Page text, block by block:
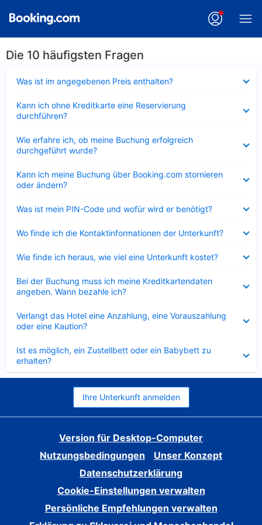
Die 10 häufigsten Fragen
Was ist im angegebenen Preis enthalten?
Kann ich ohne Kreditkarte eine Reservierung
durchführen?
Wie erfahre ich, ob meine Buchung erfolgreich
durchgeführt wurde?
Kann ich meine Buchung über Booking.com stornieren
oder ändern?
Was ist mein PIN-Code und wofür wird er benötigt?
Wo finde ich die Kontaktinformationen der Unterkunft?
Wie finde ich heraus, wie viel eine Unterkunft kostet?
Bei der Buchung muss ich meine Kreditkartendaten
angeben. Wann bezahle ich?
Verlangt das Hotel eine Anzahlung, eine Vorauszahlung
oder eine Kaution?
Ist es möglich, ein Zustellbett oder ein Babybett zu
erhalten?
Ihre Unterkunft anmelden
Version für Desktop-Computer
Nutzungsbedingungen
Unser Konzept
Datenschutzerklärung
Cookie-Einstellungen verwalten
Persönliche Empfehlungen verwalten